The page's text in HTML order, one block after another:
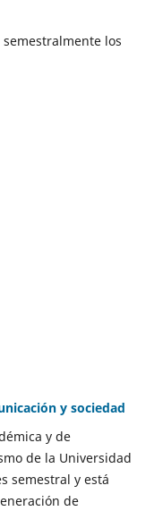
los
y sociedad
y de
de la Universidad
semestral y está
de